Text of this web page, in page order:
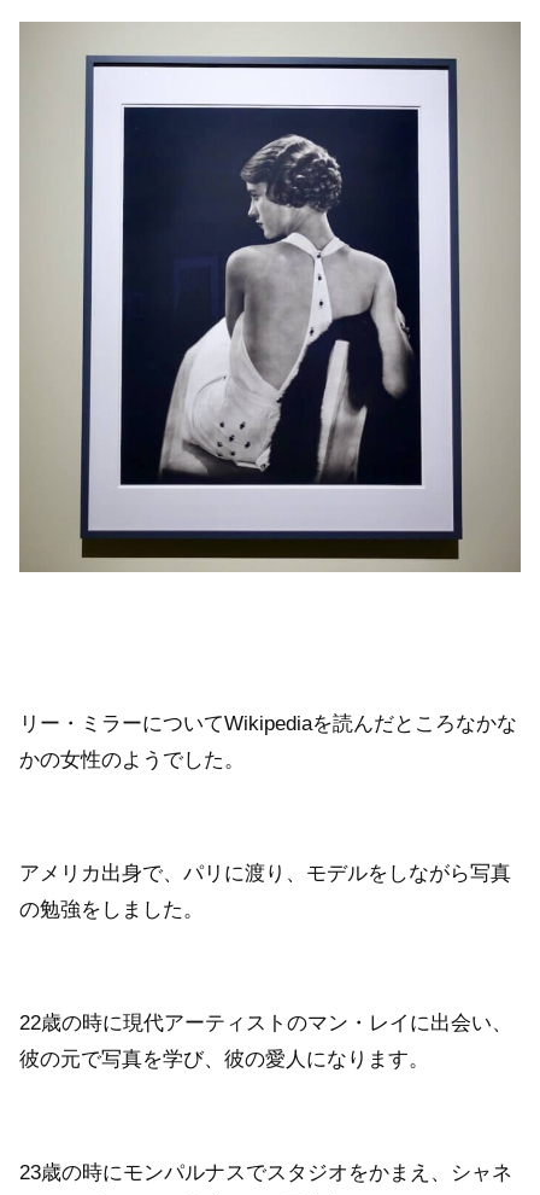
リー・ミラーについてWikipediaを読んだところなかな
かの女性のようでした。
アメリカ出身で、パリに渡り、モデルをしながら写真
の勉強をしました。
22歳の時に現代アーティストのマン・レイに出会い、
彼の元で写真を学び、彼の愛人になります。
23歳の時にモンパルナスでスタジオをかまえ、シャネ